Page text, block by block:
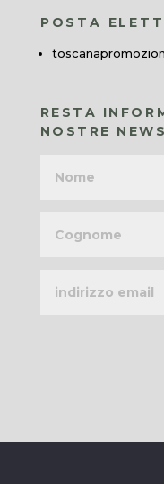
POSTA
RESTA
NOSTRE
email